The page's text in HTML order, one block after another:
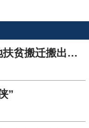
南阳市内乡县板场乡：易地扶贫搬迁搬出稳稳的幸福生活
”